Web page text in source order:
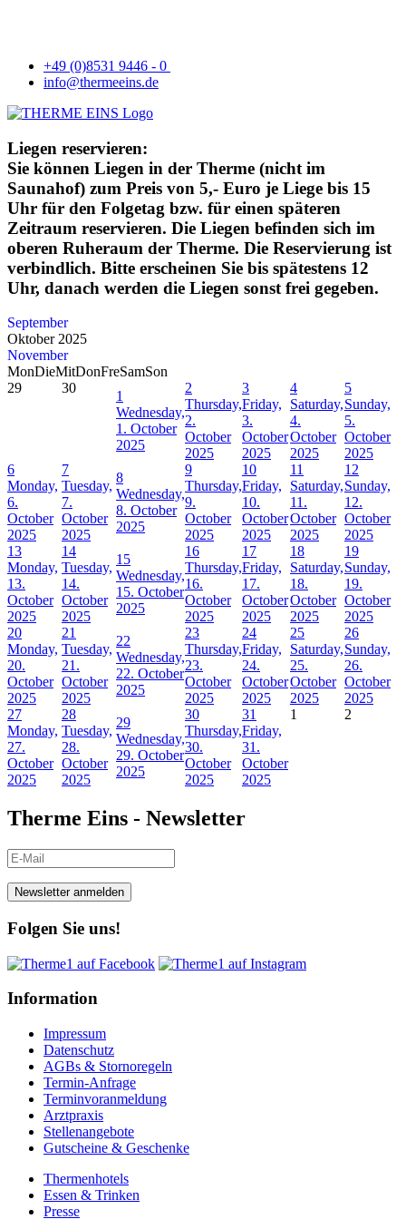
+49 (0)8531 9446 - 0
info@thermeeins.de
Liegen reservieren:
Sie können Liegen in der Therme (nicht im
Saunahof) zum Preis von 5,- Euro je Liege bis 15
Uhr für den Folgetag bzw. für einen späteren
Zeitraum reservieren. Die Liegen befinden sich im
oberen Ruheraum der Therme. Die Reservierung ist
verbindlich. Bitte erscheinen Sie bis spätestens 12
Uhr, danach werden die Liegen sonst frei gegeben.
September
Oktober 2025
November
MonDieMitDonFreSamSon
29
30
1
Wednesday,
1. October
2025
2
Thursday,
2.
October
2025
3
Friday,
3.
October
2025
4
Saturday,
4.
October
2025
5
Sunday,
5.
October
2025
6
Monday,
6.
October
2025
7
Tuesday,
7.
October
2025
8
Wednesday,
8. October
2025
9
Thursday,
9.
October
2025
10
Friday,
10.
October
2025
11
Saturday,
11.
October
2025
12
Sunday,
12.
October
2025
13
Monday,
13.
October
2025
14
Tuesday,
14.
October
2025
15
Wednesday,
15. October
2025
16
Thursday,
16.
October
2025
17
Friday,
17.
October
2025
18
Saturday,
18.
October
2025
19
Sunday,
19.
October
2025
20
Monday,
20.
October
2025
21
Tuesday,
21.
October
2025
22
Wednesday,
22. October
2025
23
Thursday,
23.
October
2025
24
Friday,
24.
October
2025
25
Saturday,
25.
October
2025
26
Sunday,
26.
October
2025
27
Monday,
27.
October
2025
28
Tuesday,
28.
October
2025
29
Wednesday,
29. October
2025
30
Thursday,
30.
October
2025
31
Friday,
31.
October
2025
1 2
Therme Eins - Newsletter
Newsletter anmelden
Folgen Sie uns!
Information
Impressum
Datenschutz
AGBs & Stornoregeln
Termin-Anfrage
Terminvoranmeldung
Arztpraxis
Stellenangebote
Gutscheine & Geschenke
Thermenhotels
Essen & Trinken
Presse